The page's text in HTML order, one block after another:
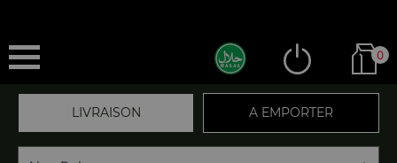
0
LIVRAISON A EMPORTER